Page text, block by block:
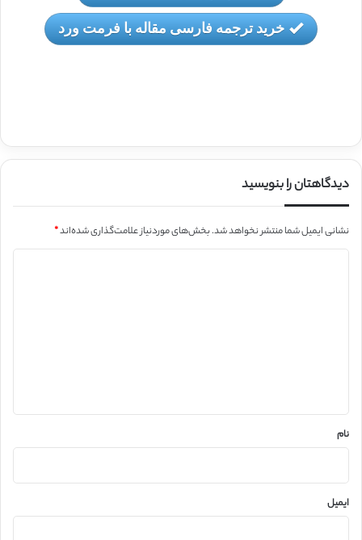
خرید ترجمه فارسی مقاله با فرمت ورد
دیدگاهتان را بنویسید
نشانی ایمیل شما منتشر نخواهد شد.بخش‌های موردنیاز علامت‌گذاری شده‌اند*
نام
ایمیل